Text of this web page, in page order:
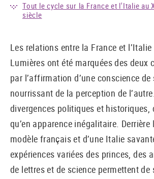
Tout le cycle sur la France et l'Italie au
siècle
Les relations entre la France et l’Italie
Lumières ont été marquées des deux
par l’affirmation d’une conscience de
nourrissant de la perception de
divergences politiques et historiques,
qu’en apparence inégalitaire. Derrière
modèle français et d’une Italie
expériences variées des princes, des
de lettres et de science permettent